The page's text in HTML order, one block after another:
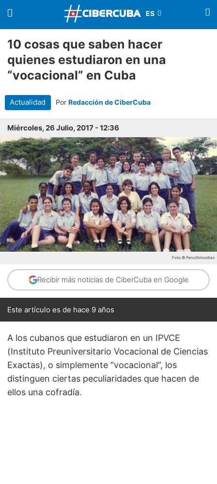
10 cosas que saben hacer
quienes estudiaron en una
“vocacional” en Cuba
Actualidad Por Redacción de CiberCuba
Miércoles, 26 Julio, 2017 - 12:36
Foto © Penultimosdias
Recibir más noticias de CiberCuba en Google
Este artículo es de hace 9 años
A los cubanos que estudiaron en un IPVCE
(Instituto Preuniversitario Vocacional de Ciencias
Exactas), o simplemente “vocacional”, los
distinguen ciertas peculiaridades que hacen de
ellos una cofradía.